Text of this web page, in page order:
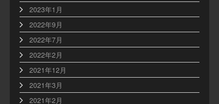
2023年1月
2022年9月
2022年7月
2022年2月
2021年12月
2021年3月
2021年2月